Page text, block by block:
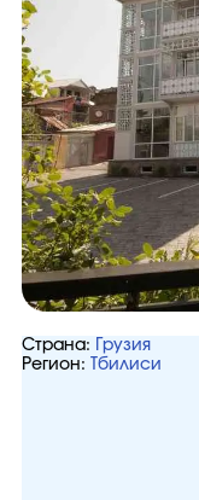
Страна:
Грузия
Регион:
Тбилиси